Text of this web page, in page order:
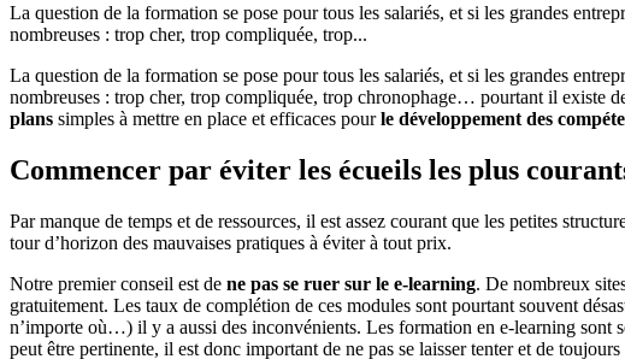
La question de la formation se pose pour tous les salariés, et si les grandes
nombreuses : trop cher, trop compliquée, trop...
La question de la formation se pose pour tous les salariés, et si les grandes
nombreuses : trop cher, trop compliquée, trop chronophage… pourtant il existe
plans simples à mettre en place et efficaces pourle développement des
Commencer par éviter les écueils les plus
Par manque de temps et de ressources, il est assez courant que les petites
tour d’horizon des mauvaises pratiques à éviter à tout prix.
Notre premier conseil est de ne pas se ruer sur le e-learning. De nombreux
gratuitement. Les taux de complétion de ces modules sont pourtant souvent
n’importe où…) il y a aussi des inconvénients. Les formation en e-learning sont
peut être pertinente, il est donc important de ne pas se laisser tenter et de